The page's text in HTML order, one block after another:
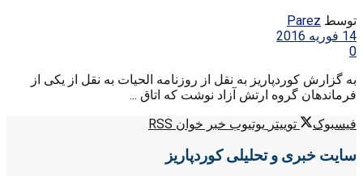
توسط Parez
14 فوریه 2016
0
به گزارش کوردپاریز به نقل از روزنامه الحیات به نقل از یکی از
فرماندهان گروه ارتش آزاد نوشت که اتاق ...
فیسبوک
توییتر یوتیوب خبر خوان RSS
سایت خبری و تحلیلی کوردپاریز